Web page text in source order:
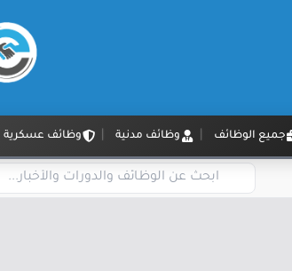
جميع الوظائف وظائف مدنية وظائف عسكرية